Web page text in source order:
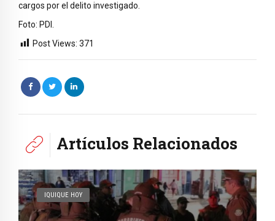
cargos por el delito investigado.
Foto: PDI.
Post Views: 371
Artículos Relacionados
IQUIQUE HOY